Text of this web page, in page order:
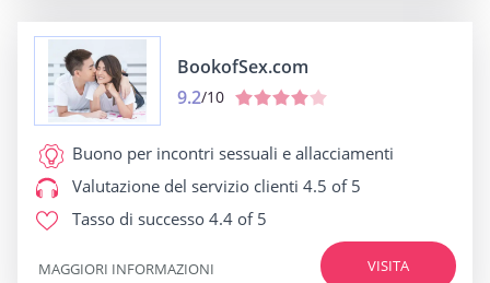
BookofSex.com
9.2/10
Buono per incontri sessuali e allacciamenti
Valutazione del servizio clienti 4.5 of 5
Tasso di successo 4.4 of 5
VISITA
MAGGIORI INFORMAZIONI